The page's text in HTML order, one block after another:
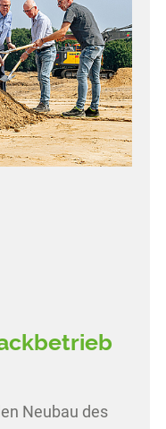
Neubau des